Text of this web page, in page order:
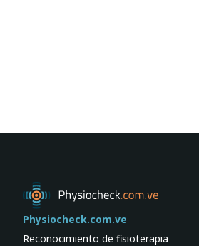
Physiocheck.com.ve
Reconocimiento de fisioterapia